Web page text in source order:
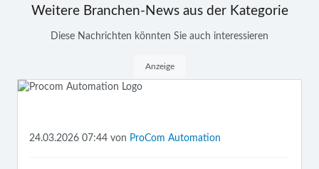
Weitere Branchen-News aus der Kategorie
Diese Nachrichten könnten Sie auch interessieren
Anzeige
24.03.2026 07:44 von ProCom Automation